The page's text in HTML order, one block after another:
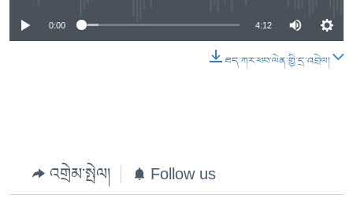
0:00 4:12
ཐད་ཀར་ཕབ་ལེན་གྱི་དྲ་འབྲེལ།
འགྲེམ་སྤེལ། Follow us